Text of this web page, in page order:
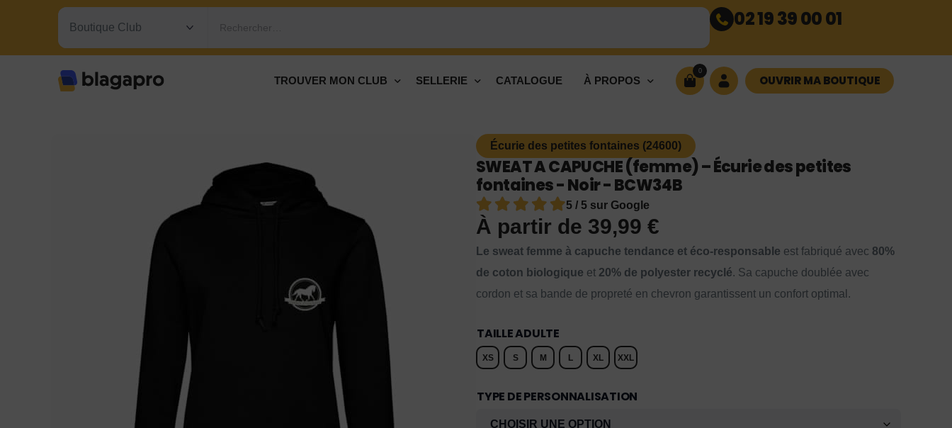
Rechercher… 02 19 39 00 01
TROUVER MON CLUB SELLERIE CATALOGUE À PROPOS
0
OUVRIR MA BOUTIQUE
Écurie des petites fontaines (24600)
SWEAT A CAPUCHE (femme) – Écurie des petites
fontaines - Noir - BCW34B
5 / 5 sur Google
À partir de 39,99 €
Le sweat femme à capuche tendance et éco-responsable est fabriqué avec 80%
de coton biologique et 20% de polyester recyclé. Sa capuche doublée avec
cordon et sa bande de propreté en chevron garantissent un confort optimal.
TAILLE ADULTE
XS S M L XL XXL
TYPE DE PERSONNALISATION